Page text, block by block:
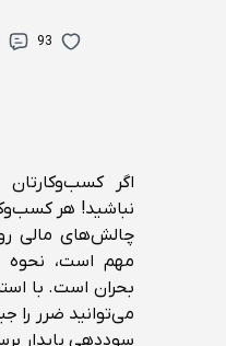
93
اگر
نباشید! هر
چالش‌های مالی
مهم است، نحوه
بحران است. با
می‌توانید ضرر را
سوددهی پایدار